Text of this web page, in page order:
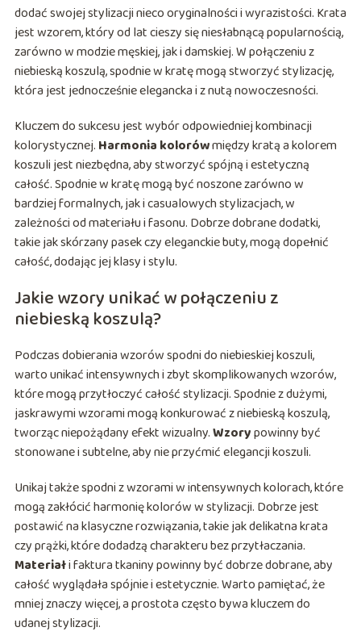
dodać swojej stylizacji nieco oryginalności i wyrazistości. Krata
jest wzorem, który od lat cieszy się niesłabnącą popularnością,
zarówno w modzie męskiej, jak i damskiej. W połączeniu z
niebieską koszulą, spodnie w kratę mogą stworzyć stylizację,
która jest jednocześnie elegancka i z nutą nowoczesności.
Kluczem do sukcesu jest wybór odpowiedniej kombinacji
kolorystycznej. Harmonia kolorówmiędzy kratą a kolorem
koszuli jest niezbędna, aby stworzyć spójną i estetyczną
całość. Spodnie w kratę mogą być noszone zarówno w
bardziej formalnych, jak i casualowych stylizacjach, w
zależności od materiału i fasonu. Dobrze dobrane dodatki,
takie jak skórzany pasek czy eleganckie buty, mogą dopełnić
całość, dodając jej klasy i stylu.
Jakie wzory unikać w połączeniu z
niebieską koszulą?
Podczas dobierania wzorów spodni do niebieskiej koszuli,
warto unikać intensywnych i zbyt skomplikowanych wzorów,
które mogą przytłoczyć całość stylizacji. Spodnie z dużymi,
jaskrawymi wzorami mogą konkurować z niebieską koszulą,
tworząc niepożądany efekt wizualny.Wzorypowinny być
stonowane i subtelne, aby nie przyćmić elegancji koszuli.
Unikaj także spodni z wzorami w intensywnych kolorach, które
mogą zakłócić harmonię kolorów w stylizacji. Dobrze jest
postawić na klasyczne rozwiązania, takie jak delikatna krata
czy prążki, które dodadzą charakteru bez przytłaczania.
Materiałi faktura tkaniny powinny być dobrze dobrane, aby
całość wyglądała spójnie i estetycznie. Warto pamiętać, że
mniej znaczy więcej, a prostota często bywa kluczem do
udanej stylizacji.